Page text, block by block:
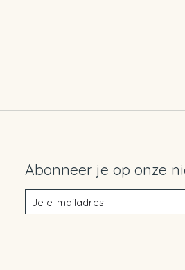
Abonneer je op onze